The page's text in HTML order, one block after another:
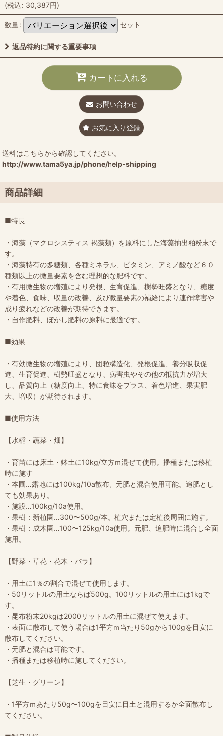
(税込: 30,387円)
数量: セット
返品特約に関する重要事項
カートに入れる
お問い合わせ
お気に入り登録
送料はこちらから確認してください。
http://www.tama5ya.jp/phone/help-shipping
商品詳細
■特長
・海藻（マクロシスティス 褐藻類）を原料にした海藻抽出粕粉末で
す。
・海藻特有の多糖類、各種ミネラル、ビタミン、アミノ酸など６０
種類以上の微量要素を含む理想的な肥料です。
・有用微生物の増殖により発根、生育促進、樹勢旺盛となり、糖度
や着色、食味、収量の改善、及び微量要素の補給により連作障害や
成り疲れなどの改善が期待できます。
・自作肥料、ぼかし肥料の原料に最適です。
■効果
・有効微生物の増殖により、団粒構造化、発根促進、養分吸収促
進、生育促進、樹勢旺盛となり、病害虫やその他の抵抗力が増大
し、品質向上（糖度向上、特に食味をプラス、着色増進、果実肥
大、増収）が期待されます。
■使用方法
【水稲・蔬菜・畑】
・育苗には床土・鉢土に10kg/立方ｍ混ぜて使用。播種または移植
時に施す
・本圃…露地には100kg/10a散布。元肥と混合使用可能。追肥とし
ても効果あり。
・施設…100kg/10a使用。
・果樹：新植園…300〜500g/本。植穴または定植後周囲に施す。
・果樹：成木園…100〜125kg/10a使用。元肥、追肥時に混合し全面
施用。
【野菜・草花・花木・バラ】
・用土に1％の割合で混ぜて使用します。
・50リットルの用土ならば500g。100リットルの用土には1kgで
す。
・昆布粉末20kgは2000リットルの用土に混ぜて使えます。
・表面に散布して使う場合は1平方ｍ当たり50gから100gを目安に
散布してください。
・元肥と混合は可能です。
・播種または移植時に施してください。
【芝生・グリーン】
・1平方ｍあたり50g〜100gを目安に目土と混用するか全面散布し
てください。